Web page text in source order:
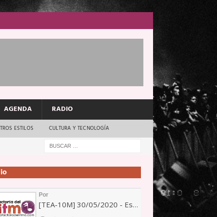
AGENDA RADIO
ESTILOS CULTURA Y TECNOLOGÍA